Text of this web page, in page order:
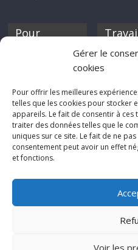
Gérer le
cookies
Pour offrir les meilleures
telles que les cookies pour stocker
appareils. Le fait de consentir à
traiter des données telles que le
uniques sur ce site. Le fait de ne
consentement peut avoir un effet
et fonctions.
Voir les
Pour
discothèque
Si tu
pas à
tes
concerts,
séries ou
d'humeur
net